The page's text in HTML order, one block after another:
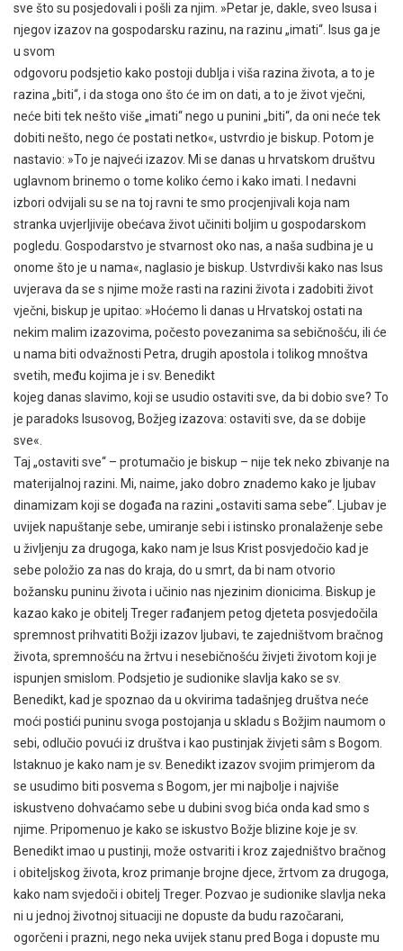
sve što su posjedovali i pošli za njim. »Petar je, dakle, sveo Isusa i
njegov izazov na gospodarsku razinu, na razinu „imati“. Isus ga je
u svom
odgovoru podsjetio kako postoji dublja i viša razina života, a to je
razina „biti“, i da stoga ono što će im on dati, a to je život vječni,
neće biti tek nešto više „imati“ nego u punini „biti“, da oni neće tek
dobiti nešto, nego će postati netko«, ustvrdio je biskup. Potom je
nastavio: »To je najveći izazov. Mi se danas u hrvatskom društvu
uglavnom brinemo o tome koliko ćemo i kako imati. I nedavni
izbori odvijali su se na toj ravni te smo procjenjivali koja nam
stranka uvjerljivije obećava život učiniti boljim u gospodarskom
pogledu. Gospodarstvo je stvarnost oko nas, a naša sudbina je u
onome što je u nama«, naglasio je biskup. Ustvrdivši kako nas Isus
uvjerava da se s njime može rasti na razini života i zadobiti život
vječni, biskup je upitao: »Hoćemo li danas u Hrvatskoj ostati na
nekim malim izazovima, počesto povezanima sa sebičnošću, ili će
u nama biti odvažnosti Petra, drugih apostola i tolikog mnoštva
svetih, među kojima je i sv. Benedikt
kojeg danas slavimo, koji se usudio ostaviti sve, da bi dobio sve? To
je paradoks Isusovog, Božjeg izazova: ostaviti sve, da se dobije
sve«.
Taj „ostaviti sve“ – protumačio je biskup – nije tek neko zbivanje na
materijalnoj razini. Mi, naime, jako dobro znademo kako je ljubav
dinamizam koji se događa na razini „ostaviti sama sebe“. Ljubav je
uvijek napuštanje sebe, umiranje sebi i istinsko pronalaženje sebe
u življenju za drugoga, kako nam je Isus Krist posvjedočio kad je
sebe položio za nas do kraja, do u smrt, da bi nam otvorio
božansku puninu života i učinio nas njezinim dionicima. Biskup je
kazao kako je obitelj Treger rađanjem petog djeteta posvjedočila
spremnost prihvatiti Božji izazov ljubavi, te zajedništvom bračnog
života, spremnošću na žrtvu i nesebičnošću živjeti životom koji je
ispunjen smislom. Podsjetio je sudionike slavlja kako se sv.
Benedikt, kad je spoznao da u okvirima tadašnjeg društva neće
moći postići puninu svoga postojanja u skladu s Božjim naumom o
sebi, odlučio povući iz društva i kao pustinjak živjeti sâm s Bogom.
Istaknuo je kako nam je sv. Benedikt izazov svojim primjerom da
se usudimo biti posvema s Bogom, jer mi najbolje i najviše
iskustveno dohvaćamo sebe u dubini svog bića onda kad smo s
njime. Pripomenuo je kako se iskustvo Božje blizine koje je sv.
Benedikt imao u pustinji, može ostvariti i kroz zajedništvo bračnog
i obiteljskog života, kroz primanje brojne djece, žrtvom za drugoga,
kako nam svjedoči i obitelj Treger. Pozvao je sudionike slavlja neka
ni u jednoj životnoj situaciji ne dopuste da budu razočarani,
ogorčeni i prazni, nego neka uvijek stanu pred Boga i dopuste mu